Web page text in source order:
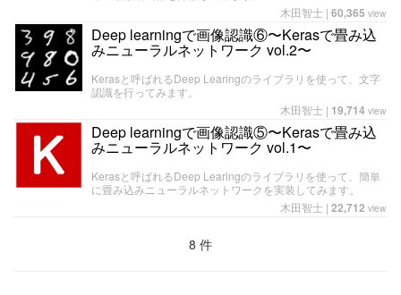
木田智士 | 60,365 view
Deep learningで画像認識⑥〜Kerasで畳み込
みニューラルネットワーク vol.2〜
Kerasと呼ばれるDeep Learingのライブラリを使って、文字
認識を行ってみます。
木田智士 | 19,714 view
Deep learningで画像認識⑤〜Kerasで畳み込
みニューラルネットワーク vol.1〜
Kerasと呼ばれるDeep Learingのライブラリを使って、簡単
に畳み込みニューラルネットワークを実装してみます。
木田智士 | 22,712 view
8 件